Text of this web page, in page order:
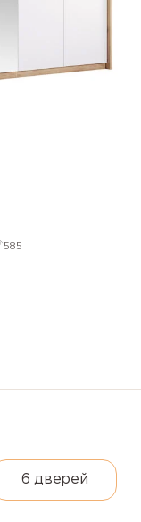
585
6 дверей